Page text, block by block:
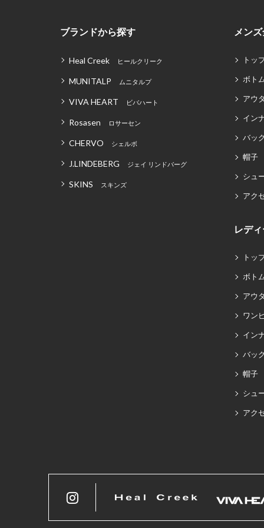
ブランドから探す
Heal Creek ヒールクリーク
MUNITALP ムニタルプ
VIVA HEART ビバハート
Rosasen ロサーセン
CHERVO シェルボ
J.LINDEBERG ジェイ リンドバーグ
SKINS スキンズ
メン
トッ
ボト
アウ
イン
バッ
帽子
シュ
アク
レデ
トッ
ボト
アウ
ワン
イン
バッ
帽子
シュ
アク